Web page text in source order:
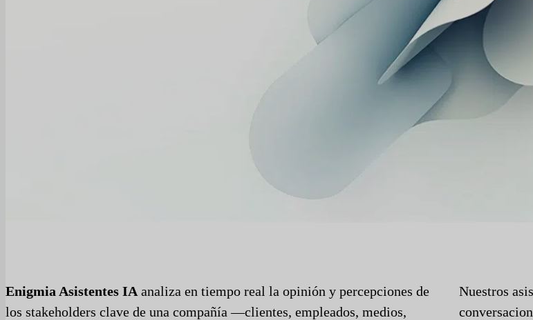
Enigmia Asistentes IA analiza en tiempo real la opinión y percepciones de
los stakeholders clave de una compañía —clientes, empleados, medios,
Nuestros